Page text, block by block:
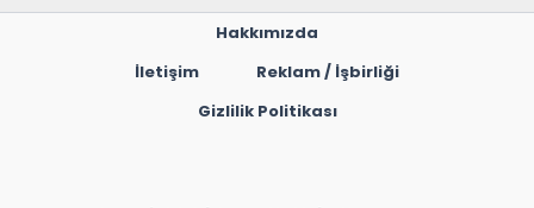
Hakkımızda
İletişim
Reklam / İşbirliği
Gizlilik Politikası